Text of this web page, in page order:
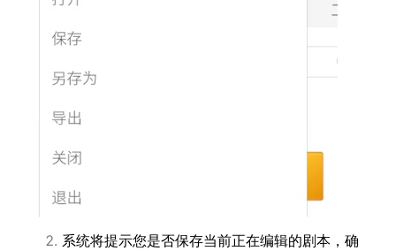
系统将提示您是否保存当前正在编辑的剧本，确